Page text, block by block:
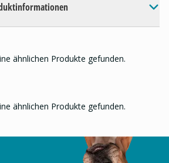
ähnlichen Produkte gefunden.
ähnlichen Produkte gefunden.